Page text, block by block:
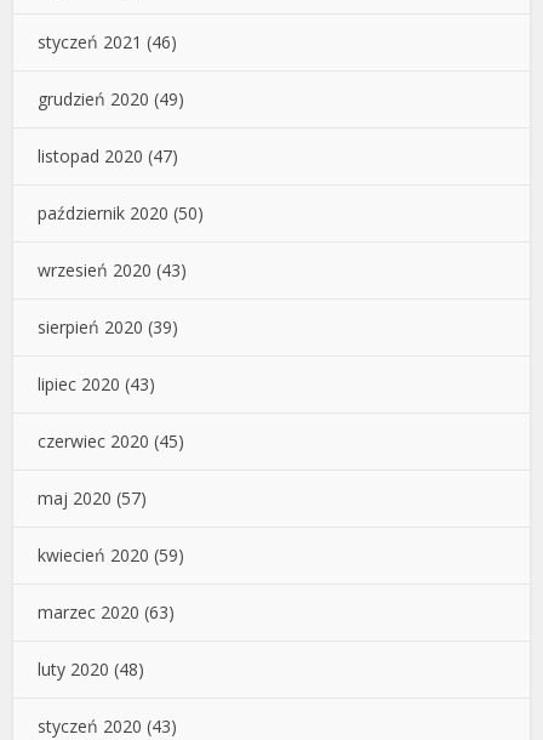
styczeń 2021 (46)
grudzień 2020 (49)
listopad 2020 (47)
październik 2020 (50)
wrzesień 2020 (43)
sierpień 2020 (39)
lipiec 2020 (43)
czerwiec 2020 (45)
maj 2020 (57)
kwiecień 2020 (59)
marzec 2020 (63)
luty 2020 (48)
styczeń 2020 (43)